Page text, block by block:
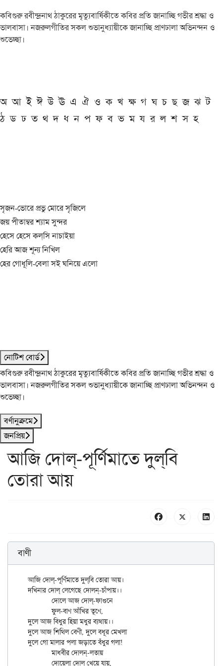
কবিগুরু রবীন্দ্রনাথ ঠাকুরের মৃত্যুবার্ষিকীতে কবির প্রতি জানাচ্ছি গভীর শ্রদ্ধা ও
ভালবাসা। নজরুলগীতির সকল শুভানুধ্যায়ীকে জানাচ্ছি প্রাণঢালা অভিনন্দন ও
শুভেচ্ছা।
অ আ ই ঈ উ ঊ এ ঐ ও ক খ ক্ষ গ ঘ চ ছ জ ঝ ট
ঠ ড ঢ ত থ দ ধ ন প ফ ব ভ ম য র ল শ স হ
সৃজন-ভোরে প্রভু মোরে সৃজিলে
জয় পীতাম্বর শ্যাম সুন্দর
হেসে হেসে কল্‌সি নাচাইয়া
হেরি আজ শূন্য নিখিল
হের গোধূলি-বেলা সই ঘনিয়ে এলো
নোটিশ বোর্ড
কবিগুরু রবীন্দ্রনাথ ঠাকুরের মৃত্যুবার্ষিকীতে কবির প্রতি জানাচ্ছি গভীর শ্রদ্ধা ও
ভালবাসা। নজরুলগীতির সকল শুভানুধ্যায়ীকে জানাচ্ছি প্রাণঢালা অভিনন্দন ও
শুভেচ্ছা।
বর্ণানুক্রমে
জনপ্রিয়
আজি দোল্-পূর্ণিমাতে দুল্‌বি
তোরা আয়
বাণী
আজি দোল্-পূর্ণিমাতে দুল্‌বি তোরা আয়।
দখিনার দোল্ লেগেছে দোলন্-চাঁপায়।।
	ফুল-বাণ আঁখির তূণে,
দুলে আজ বিধুর হিয়া মধুর ব্যথায়।।
দুলে আজ শিথিল বেণী, দুলে বধূর মেখলা
দুলে গো মালার পলা জড়াতে বঁধুর গলা!
	মাধবীর দোলন্-লতায়